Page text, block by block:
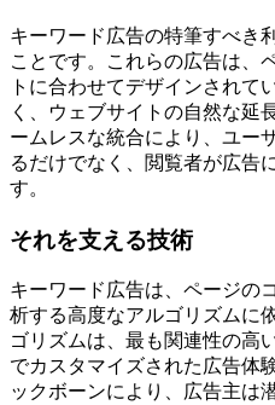
キーワード広告の特筆すべき
ことです。これらの広告は、
トに合わせてデザインされて
く、ウェブサイトの自然な延
ームレスな統合により、ユー
るだけでなく、閲覧者が広告
す。
それを支える技術
キーワード広告は、ページの
析する高度なアルゴリズムに
ゴリズムは、最も関連性の高
でカスタマイズされた広告体
ックボーンにより、広告主は